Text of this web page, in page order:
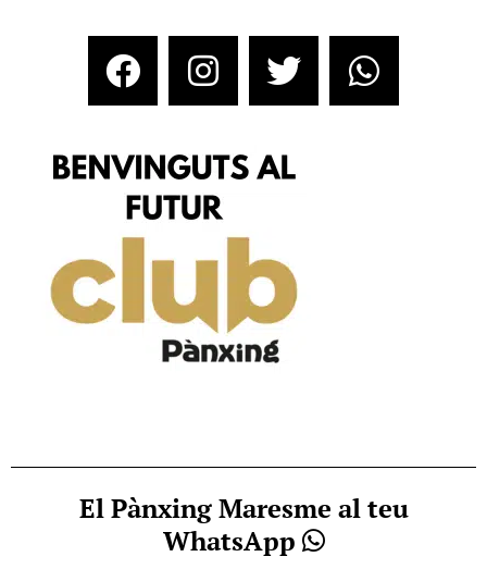
El Pànxing Maresme al teu
WhatsApp